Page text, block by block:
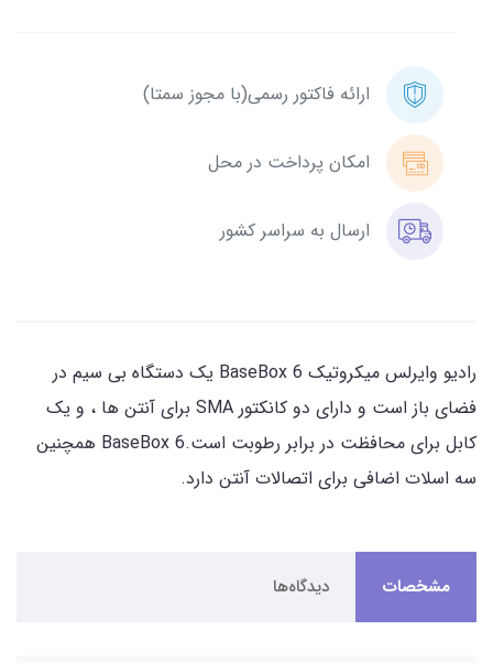
ارائه فاکتور رسمی(با مجوز سمتا)
امکان پرداخت در محل
ارسال به سراسر کشور
رادیو وایرلس میکروتیک BaseBox 6 یک دستگاه بی سیم در
فضای باز است و دارای دو کانکتور SMA برای آنتن ها ، و یک
کابل برای محافظت در برابر رطوبت است.BaseBox 6 همچنین
سه اسلات اضافی برای اتصالات آنتن دارد.
مشخصات دیدگاه‌ها